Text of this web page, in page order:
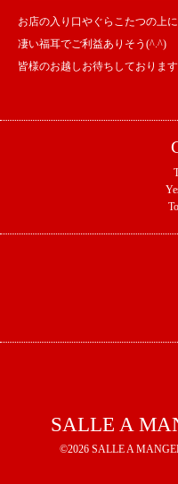
お店の入り口やぐらこたつの上
凄い福耳でご利益ありそう(^.^)
皆様のお越しお待ちしておりま
SALLE A
©2026 SALLE A